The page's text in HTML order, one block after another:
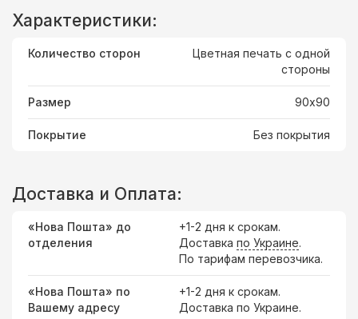
Характеристики:
Количество сторон
Цветная печать с одной
стороны
Размер 90х90
Покрытие Без покрытия
Доставка и Оплата:
«Нова Пошта» до
отделения
+1-2 дня к срокам.
Доставка по Украине.
По тарифам перевозчика.
«Нова Пошта» по
Вашему адресу
+1-2 дня к срокам.
Доставка по Украине.